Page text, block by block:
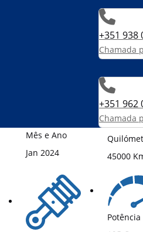
+351 938
Chamada
+351 962
Chamada
1.0 EcoBoost MHEV ST-Line
Mês e Ano
Jan 2024
45000
Potência